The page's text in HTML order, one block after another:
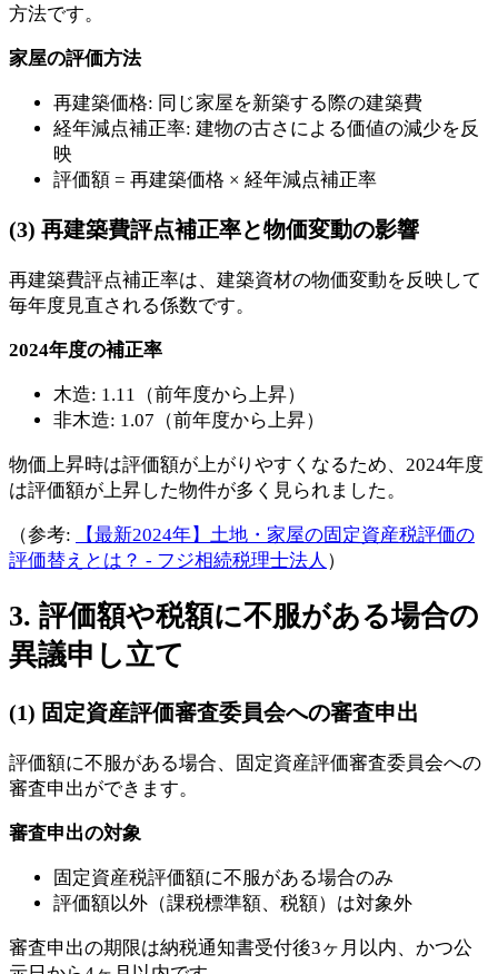
方法です。
家屋の評価方法
再建築価格: 同じ家屋を新築する際の建築費
経年減点補正率: 建物の古さによる価値の減少を反
映
評価額 = 再建築価格 × 経年減点補正率
(3) 再建築費評点補正率と物価変動の影響
再建築費評点補正率は、建築資材の物価変動を反映して
毎年度見直される係数です。
2024年度の補正率
木造: 1.11（前年度から上昇）
非木造: 1.07（前年度から上昇）
物価上昇時は評価額が上がりやすくなるため、2024年度
は評価額が上昇した物件が多く見られました。
（参考:
【最新2024年】土地・家屋の固定資産税評価の
評価替えとは？ - フジ相続税理士法人 ）
3. 評価額や税額に不服がある場合の
異議申し立て
(1) 固定資産評価審査委員会への審査申出
評価額に不服がある場合、固定資産評価審査委員会への
審査申出ができます。
審査申出の対象
固定資産税評価額に不服がある場合のみ
評価額以外（課税標準額、税額）は対象外
審査申出の期限は納税通知書受付後3ヶ月以内、かつ公